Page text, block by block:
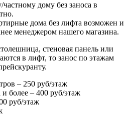
дому без заноса в
дома без лифта возможен и
менеджером нашего магазина.
стеновая панель или
в лифт, то занос по этажам
– 250 руб/этаж
более – 400 руб/этаж
руб/этаж